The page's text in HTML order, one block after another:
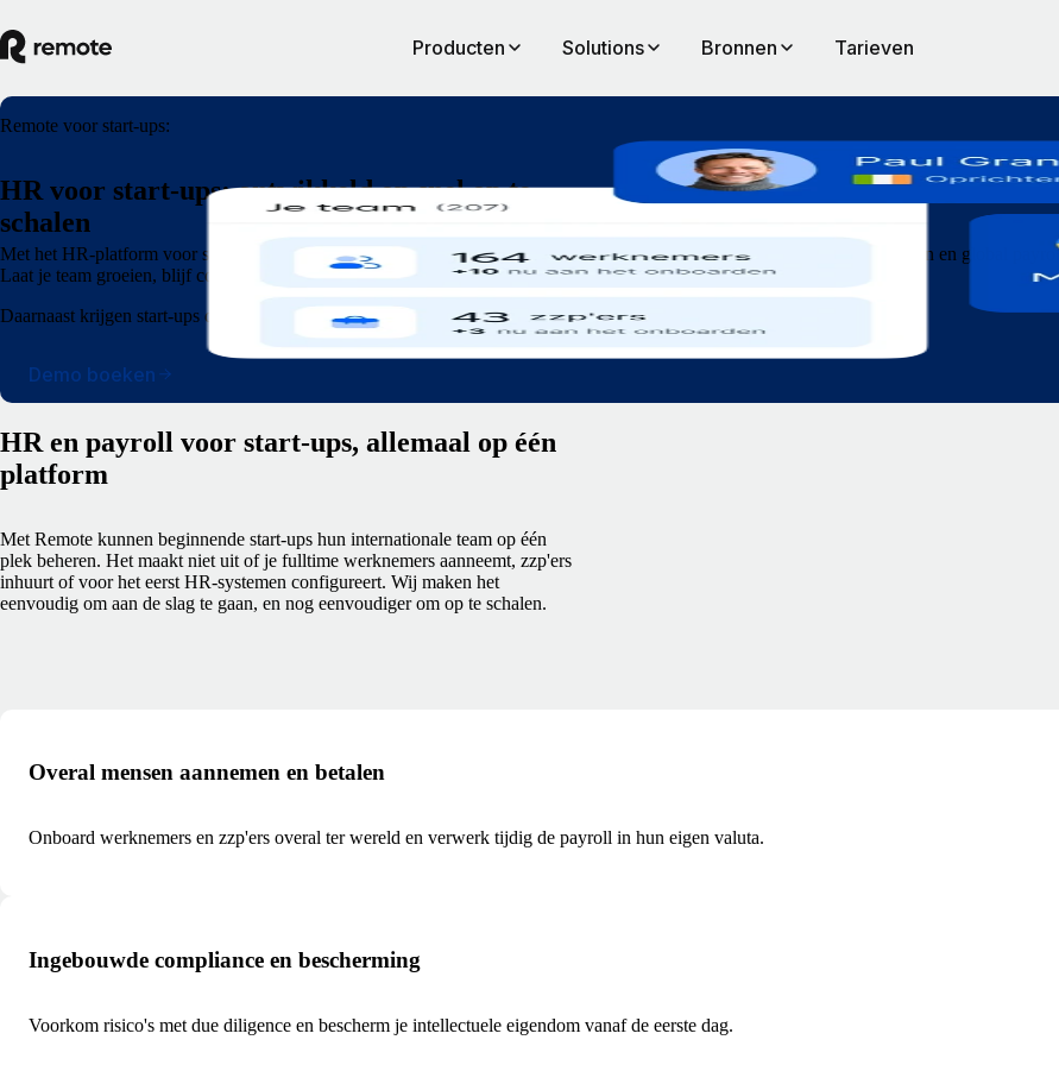
Producten Solutions Bronnen Tarieven
Remote voor start-ups:
HR voor start-ups: ontwikkeld op snel op te
schalen
Met het HR-platform voor start-ups van Remote kun je iedereen aannemen, werknemers binnen een paar minuten onboarden en global
Laat je team groeien, blijf compliant en schaal snel op.
Daarnaast krijgen start-ups die in aanmerking komen 12 maanden lang 15% korting op Remote.
Demo boeken
HR en payroll voor start-ups, allemaal op één
platform
Met Remote kunnen beginnende start-ups hun internationale team op één
plek beheren. Het maakt niet uit of je fulltime werknemers aanneemt, zzp'ers
inhuurt of voor het eerst HR-systemen configureert. Wij maken het
eenvoudig om aan de slag te gaan, en nog eenvoudiger om op te schalen.
Overal mensen aannemen en betalen
Onboard werknemers en zzp'ers overal ter wereld en verwerk tijdig de payroll in hun eigen valuta.
Ingebouwde compliance en bescherming
Voorkom risico's met due diligence en bescherm je intellectuele eigendom vanaf de eerste dag.